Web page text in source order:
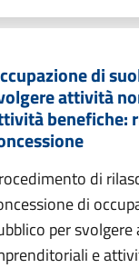
di
attività
benefiche:
di
di
per
e